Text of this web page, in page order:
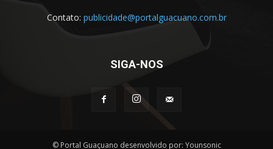
Contato: publicidade@portalguacuano.com.br
SIGA-NOS
© Portal Guaçuano desenvolvido por: Younsonic